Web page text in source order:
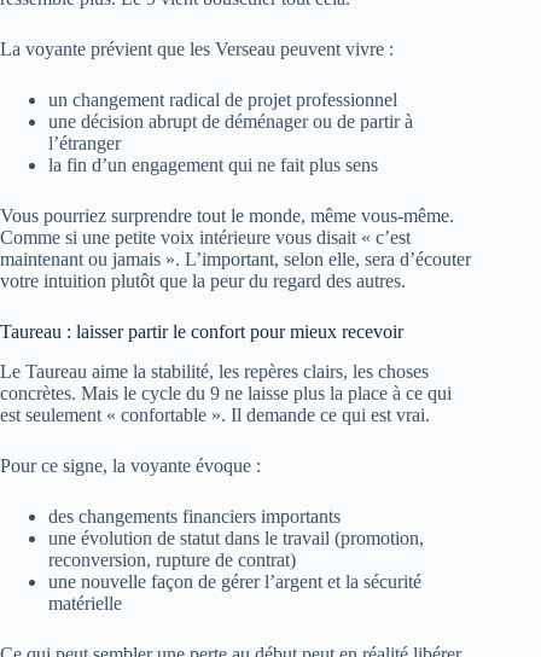
La voyante prévient que les Verseau peuvent vivre :
un changement radical de projet professionnel
une décision abrupt de déménager ou de partir à
l’étranger
la fin d’un engagement qui ne fait plus sens
Vous pourriez surprendre tout le monde, même vous-même.
Comme si une petite voix intérieure vous disait « c’est
maintenant ou jamais ». L’important, selon elle, sera d’écouter
votre intuition plutôt que la peur du regard des autres.
Taureau : laisser partir le confort pour mieux recevoir
Le Taureau aime la stabilité, les repères clairs, les choses
concrètes. Mais le cycle du 9 ne laisse plus la place à ce qui
est seulement « confortable ». Il demande ce qui est vrai.
Pour ce signe, la voyante évoque :
des changements financiers importants
une évolution de statut dans le travail (promotion,
reconversion, rupture de contrat)
une nouvelle façon de gérer l’argent et la sécurité
matérielle